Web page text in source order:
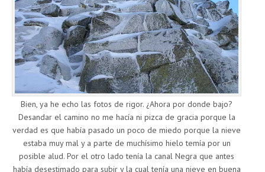
Bien, ya he echo las fotos de rigor. ¿Ahora por donde bajo?
Desandar el camino no me hacía ni pizca de gracia porque la
verdad es que había pasado un poco de miedo porque la nieve
estaba muy mal y a parte de muchísimo hielo temía por un
posible alud. Por el otro lado tenía la canal Negra que antes
había desestimado para subir y la cual tenía una nieve en buena